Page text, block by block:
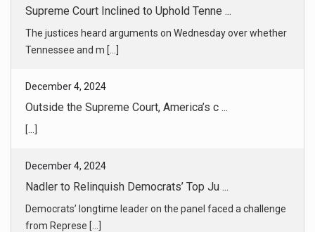
Outside the Supreme Court, America’s c ...
[...]
Nadler to Relinquish Democrats’ Top Ju ...
Democrats’ longtime leader on the panel faced a challenge
from Represe [...]
December 4, 2024
Trump Picks Former Representative Bill ...
The move would effectively fire the current I.R.S.
commissioner, whose [...]